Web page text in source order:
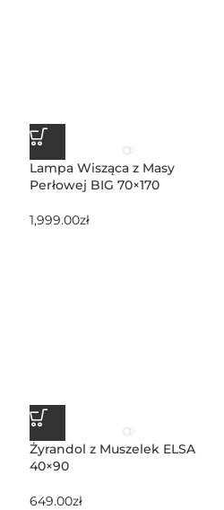
Lampa Wisząca z Masy
Perłowej BIG 70×170
1,999.00zł
Żyrandol z Muszelek ELSA
40×90
649.00zł